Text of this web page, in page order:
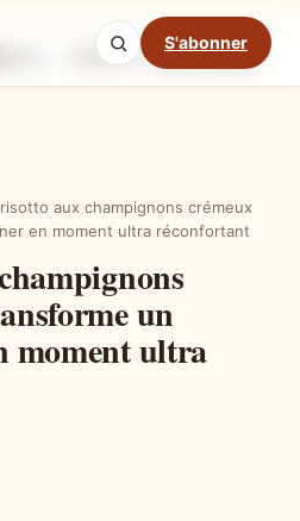
S'abonner
Ingrédients Étapes
Mode cuisine
aux champignons crémeux
en moment ultra réconfortant
un
moment ultra